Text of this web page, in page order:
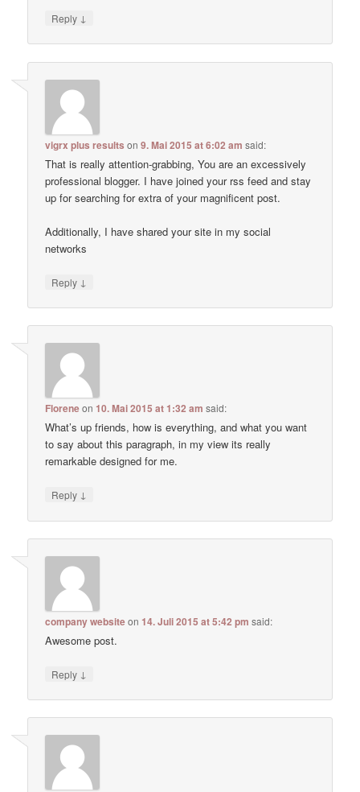
Reply ↓
vigrx plus results on9. Mai 2015 at 6:02 am said:
That is really attention-grabbing, You are an excessively
professional blogger. I have joined your rss feed and stay
up for searching for extra of your magnificent post.
Additionally, I have shared your site in my social
networks
Reply ↓
Floreneon10. Mai 2015 at 1:32 am said:
What’s up friends, how is everything, and what you want
to say about this paragraph, in my view its really
remarkable designed for me.
Reply ↓
company websiteon14. Juli 2015 at 5:42 pm said:
Awesome post.
Reply ↓